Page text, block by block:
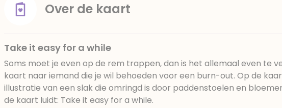
Over de kaart
Take it easy for a while
Soms moet je even op de rem trappen, dan is het allemaal even te
kaart naar iemand die je wil behoeden voor een burn-out. Op de
illustratie van een slak die omringd is door paddenstoelen en
de kaart luidt: Take it easy for a while.